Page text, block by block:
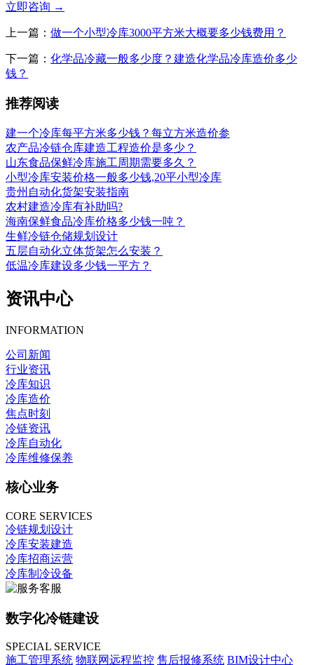
立即咨询 →
上一篇： 做一个小型冷库3000平方米大概要多少钱费用？
下一篇： 化学品冷藏一般多少度？建造化学品冷库造价多少
钱？
推荐阅读
建一个冷库每平方米多少钱？每立方米造价参
农产品冷链仓库建造工程造价是多少？
山东食品保鲜冷库施工周期需要多久？
小型冷库安装价格一般多少钱,20平小型冷库
贵州自动化货架安装指南
农村建造冷库有补助吗?
海南保鲜食品冷库价格多少钱一吨？
生鲜冷链仓储规划设计
五层自动化立体货架怎么安装？
低温冷库建设多少钱一平方？
资讯中心
INFORMATION
公司新闻
行业资讯
冷库知识
冷库造价
焦点时刻
冷链资讯
冷库自动化
冷库维修保养
核心业务
CORE SERVICES
冷链规划设计
冷库安装建造
冷库招商运营
冷库制冷设备
数字化冷链建设
SPECIAL SERVICE
施工管理系统 物联网远程监控 售后报修系统 BIM设计中心